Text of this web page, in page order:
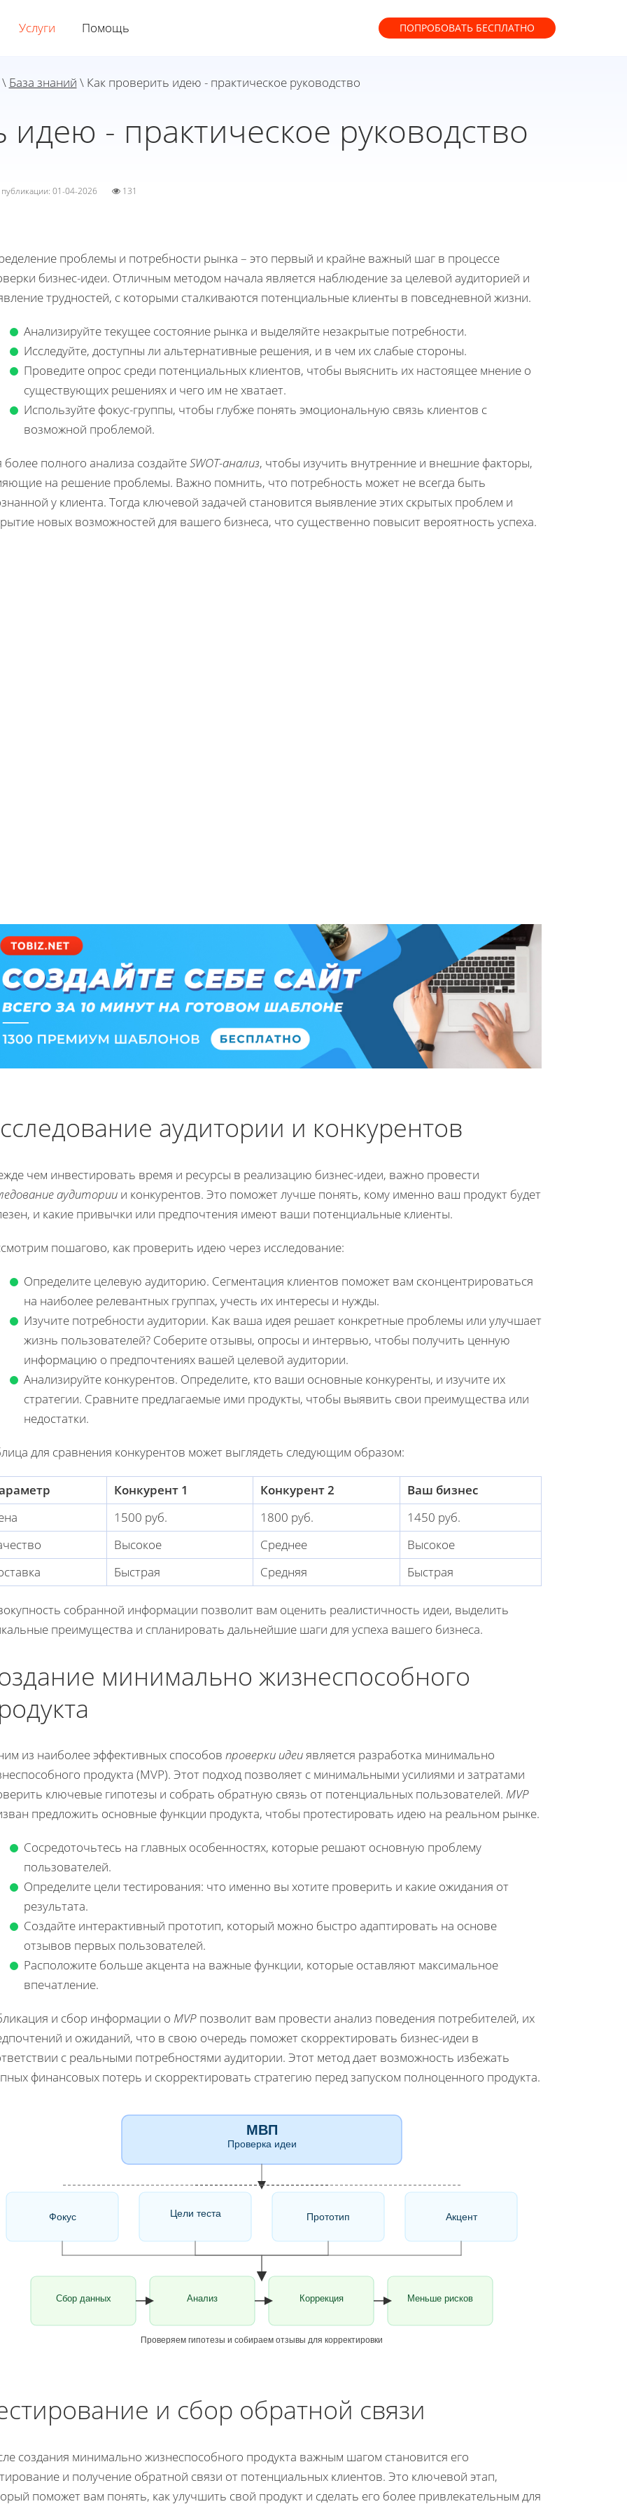
Услуги Помощь ПОПРОБОВАТЬ БЕСПЛАТНО
\ База знаний \ Как проверить идею - практическое руководство
идею - практическое руководство
публикации: 01-04-2026 131
проблемы и потребности рынка – это первый и крайне важный шаг в процессе
бизнес-идеи. Отличным методом начала является наблюдение за целевой аудиторией и
трудностей, с которыми сталкиваются потенциальные клиенты в повседневной жизни.
Анализируйте текущее состояние рынка и выделяйте незакрытые потребности.
Исследуйте, доступны ли альтернативные решения, и в чем их слабые стороны.
Проведите опрос среди потенциальных клиентов, чтобы выяснить их настоящее мнение о
существующих решениях и чего им не хватает.
Используйте фокус-группы, чтобы глубже понять эмоциональную связь клиентов с
возможной проблемой.
более полного анализа создайтеSWOT-анализ, чтобы изучить внутренние и внешние факторы,
на решение проблемы. Важно помнить, что потребность может не всегда быть
у клиента. Тогда ключевой задачей становится выявление этих скрытых проблем и
новых возможностей для вашего бизнеса, что существенно повысит вероятность успеха.
аудитории и конкурентов
чем инвестировать время и ресурсы в реализацию бизнес-идеи, важно провести
аудитории и конкурентов. Это поможет лучше понять, кому именно ваш продукт будет
и какие привычки или предпочтения имеют ваши потенциальные клиенты.
пошагово, как проверить идею через исследование:
Определите целевую аудиторию. Сегментация клиентов поможет вам сконцентрироваться
на наиболее релевантных группах, учесть их интересы и нужды.
Изучите потребности аудитории. Как ваша идея решает конкретные проблемы или улучшает
жизнь пользователей? Соберите отзывы, опросы и интервью, чтобы получить ценную
информацию о предпочтениях вашей целевой аудитории.
Анализируйте конкурентов. Определите, кто ваши основные конкуренты, и изучите их
стратегии. Сравните предлагаемые ими продукты, чтобы выявить свои преимущества или
недостатки.
для сравнения конкурентов может выглядеть следующим образом:
Конкурент 1 Конкурент 2
Ваш бизнес
1500 руб. 1800 руб.
1450 руб.
Высокое Среднее
Высокое
Быстрая Средняя Быстрая
собранной информации позволит вам оценить реалистичность идеи, выделить
преимущества и спланировать дальнейшие шаги для успеха вашего бизнеса.
минимально жизнеспособного
из наиболее эффективных способов проверки идеиявляется разработка минимально
продукта (MVP). Этот подход позволяет с минимальными усилиями и затратами
ключевые гипотезы и собрать обратную связь от потенциальных пользователей. MVP
предложить основные функции продукта, чтобы протестировать идею на реальном рынке.
Сосредоточьтесь на главных особенностях, которые решают основную проблему
пользователей.
Определите цели тестирования: что именно вы хотите проверить и какие ожидания от
результата.
Создайте интерактивный прототип, который можно быстро адаптировать на основе
отзывов первых пользователей.
Расположите больше акцента на важные функции, которые оставляют максимальное
впечатление.
и сбор информации о MVP позволит вам провести анализ поведения потребителей, их
и ожиданий, что в свою очередь поможет скорректировать бизнес-идеи в
с реальными потребностями аудитории. Этот метод дает возможность избежать
финансовых потерь и скорректировать стратегию перед запуском полноценного продукта.
МВП
Проверка идеи
Фокус Цели теста Прототип Акцент
Сбор данных Анализ Коррекция Меньше рисков
Проверяем гипотезы и собираем отзывы для корректировки
и сбор обратной связи
создания минимально жизнеспособного продукта важным шагом становится его
и получение обратной связи от потенциальных клиентов. Это ключевой этап,
поможет вам понять, как улучшить свой продукт и сделать его более привлекательным для